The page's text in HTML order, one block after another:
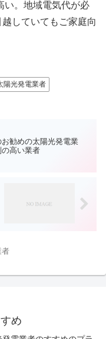
い。地域電気代が必
していてもご家庭向
陽光発電業者
勧めの太陽光発電業
高い業者
者
め